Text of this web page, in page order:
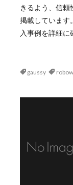
きるよう、信
掲載しています
入事例を詳細に
gaussy